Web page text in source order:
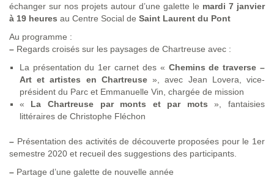
échanger sur nos projets autour d’une galette le mardi 7 janvier
à 19 heures au Centre Social de Saint Laurent du Pont
Au programme :
– Regards croisés sur les paysages de Chartreuse avec :
La présentation du 1er carnet des « Chemins de traverse –
Art et artistes en Chartreuse», avec Jean Lovera, vice-
président du Parc et Emmanuelle Vin, chargée de mission
« La Chartreuse par monts et par mots », fantaisies
littéraires de Christophe Fléchon
– Présentation des activités de découverte proposées pour le 1er
semestre 2020 et recueil des suggestions des participants.
– Partage d’une galette de nouvelle année